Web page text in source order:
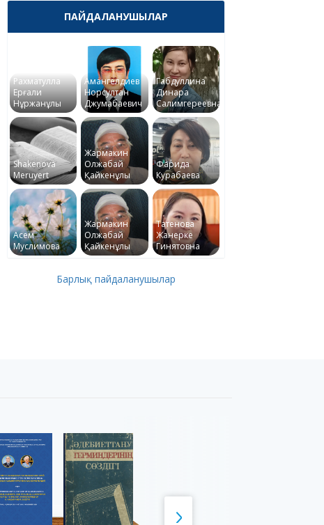
ПАЙДАЛАНУШЫЛАР
Рахматулла
Ерғали
Нұржанұлы
Амангелдиев
Норсултан
Джумабаевич
Габдуллина
Динара
Салимгереевна
Shakenova
Meruyert
Жармакин
Олжабай
Қайкенұлы
Фарида
Курабаева
Асем
Муслимова
Жармакин
Олжабай
Қайкенұлы
Татенова
Жанерке
Гинятовна
Барлық пайдаланушылар